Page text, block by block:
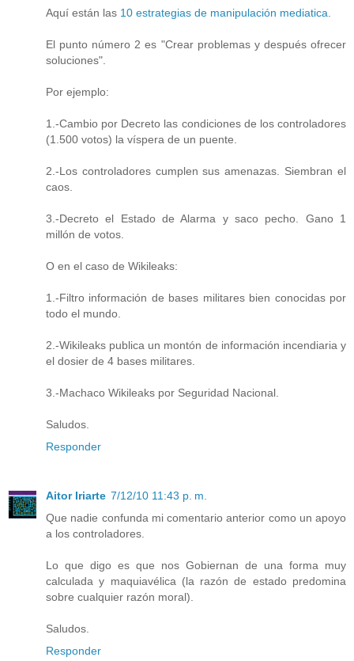
Aquí están las 10 estrategias de manipulación mediatica
El punto número 2 es "Crear problemas y después ofrecer
soluciones".
Por ejemplo:
1.-Cambio por Decreto las condiciones de los controladores
(1.500 votos) la víspera de un puente.
2.-Los controladores cumplen sus amenazas. Siembran el
caos.
3.-Decreto el Estado de Alarma y saco pecho. Gano 1
millón de votos.
O en el caso de Wikileaks:
1.-Filtro información de bases militares bien conocidas por
todo el mundo.
2.-Wikileaks publica un montón de información incendiaria y
el dosier de 4 bases militares.
3.-Machaco Wikileaks por Seguridad Nacional.
Saludos.
Responder
Aitor Iriarte 7/12/10 11:43 p. m.
Que nadie confunda mi comentario anterior como un apoyo
a los controladores.
Lo que digo es que nos Gobiernan de una forma muy
calculada y maquiavélica (la razón de estado predomina
sobre cualquier razón moral).
Saludos.
Responder